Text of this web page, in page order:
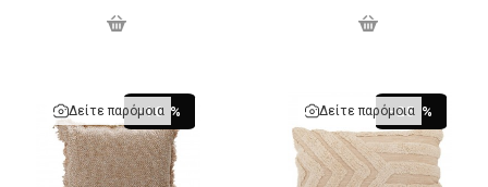
-10 %
Δείτε παρόμοια -25 %
Δείτε παρόμοια